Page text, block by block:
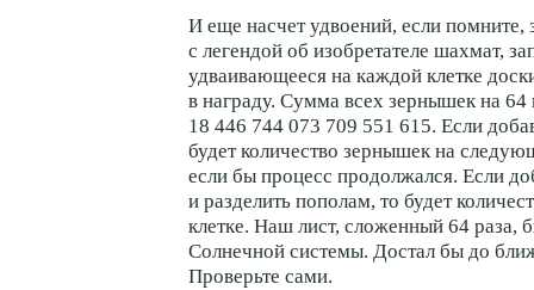
И еще насчет удвоений, если помните,
с легендой об изобретателе шахмат,
удваивающееся на каждой клетке
в награду. Сумма всех зернышек на
18 446 744 073 709 551 615. Если
будет количество зернышек на
если бы процесс продолжался. Если
и разделить пополам, то будет
клетке. Наш лист, сложенный 64 раза,
Солнечной системы. Достал бы до
Проверьте сами.